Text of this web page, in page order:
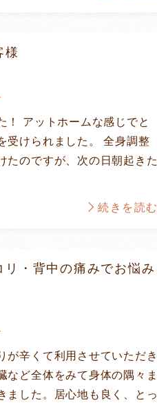
様
！ アットホームな感じでと
受けられました。 全身調整
たのですが、次の日朝起き
続きを読
・背中の痛みでお悩み
が辛くて利用させていただ
など全体をみて身体の隅々
ました。居心地も良く、と